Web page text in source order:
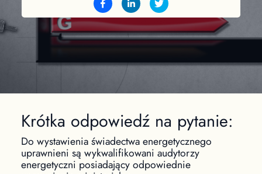
Krótka odpowiedź na pytanie:
Do wystawienia świadectwa energetycznego
uprawnieni są wykwalifikowani audytorzy
energetyczni posiadający odpowiednie